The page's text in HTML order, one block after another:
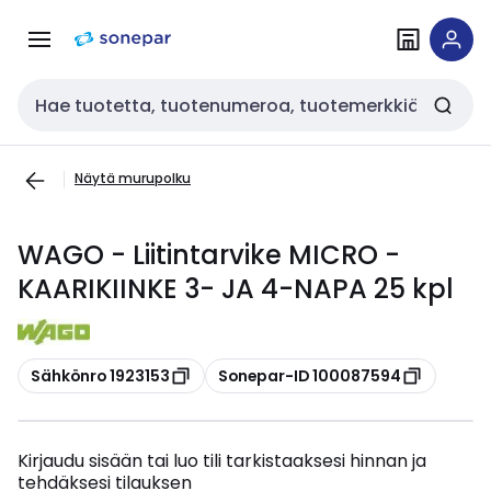
navigointiinsisältöön
Haku
Näytä murupolku
WAGO - Liitintarvike MICRO -
KAARIKIINKE 3- JA 4-NAPA 25 kpl
Kopioi
Sähkönro 1923153 Kopioi
Sonepar-ID 100087594
Kirjaudu sisään tai luo tili tarkistaaksesi hinnan ja
tehdäksesi tilauksen